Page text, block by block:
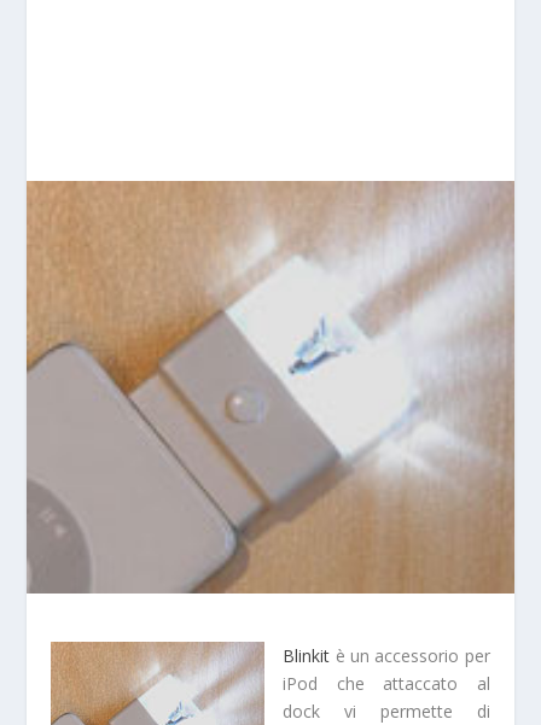
Blinkit è un accessorio per
iPod che attaccato al
dock vi permette di